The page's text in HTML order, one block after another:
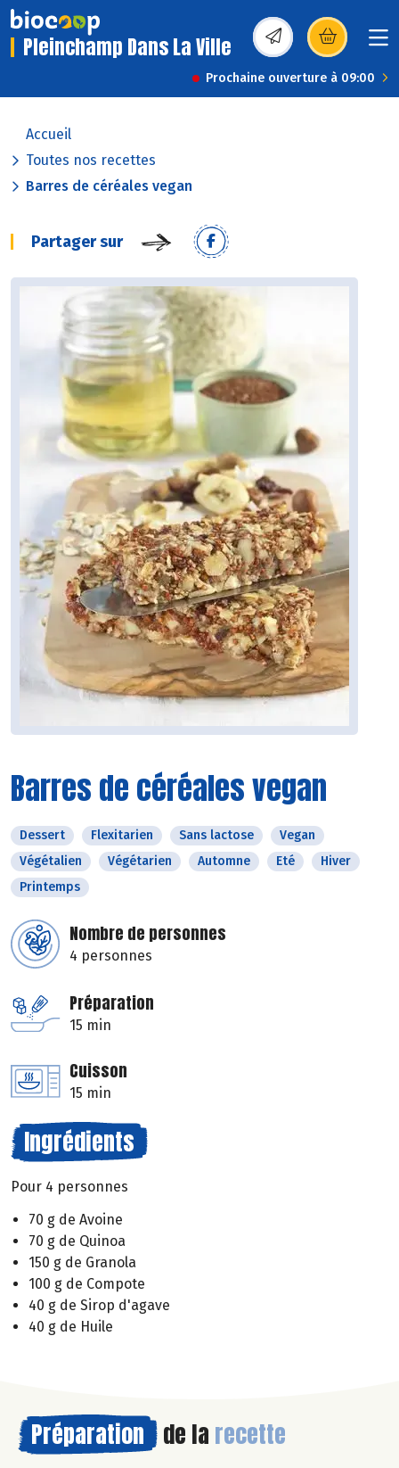
Pleinchamp Dans La Ville (s’ouvre dans une
Prochaine ouverture à 09:00
Accueil
Toutes nos recettes
Barres de céréales vegan
Partager sur
Barres de céréales vegan
Dessert Flexitarien Sans lactose
Vegan
Végétalien
Végétarien Automne Eté
Hiver
Printemps
Nombre de personnes
4 personnes
Préparation
15 min
Cuisson
15 min
Ingrédients
Pour 4 personnes
70 g de Avoine
70 g de Quinoa
150 g de Granola
100 g de Compote
40 g de Sirop d'agave
40 g de Huile
Préparation de la recette